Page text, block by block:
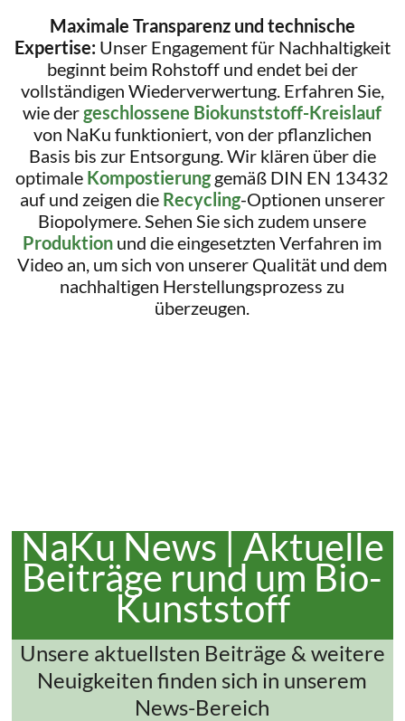
Maximale Transparenz und technische
Expertise:Unser Engagement für Nachhaltigkeit
beginnt beim Rohstoff und endet bei der
vollständigen Wiederverwertung. Erfahren Sie,
wie dergeschlossene Biokunststoff-Kreislauf
von NaKu funktioniert, von der pflanzlichen
Basis bis zur Entsorgung. Wir klären über die
optimale Kompostierunggemäß DIN EN 13432
auf und zeigen die Recycling-Optionen unserer
Biopolymere. Sehen Sie sich zudem unsere
Produktion und die eingesetzten Verfahren im
Video an, um sich von unserer Qualität und dem
nachhaltigen Herstellungsprozess zu
überzeugen.
NaKu News | Aktuelle
Beiträge rund um Bio-
Kunststoff
Unsere aktuellsten Beiträge & weitere
Neuigkeiten finden sich in unserem
News-Bereich